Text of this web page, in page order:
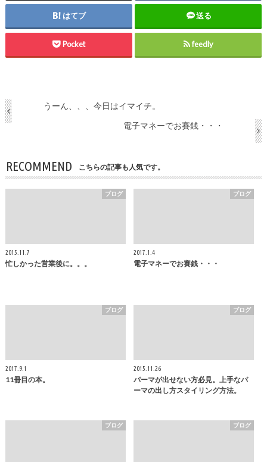
はてブ 送る
Pocket feedly
うーん、、、今日はイマイチ。
電子マネーでお賽銭・・・
RECOMMEND こちらの記事も人気です。
ブログ
2015.11.7
忙しかった営業後に。。。
ブログ
2017.1.4
電子マネーでお賽銭・・・
ブログ
2017.9.1
11冊目の本。
ブログ
2015.11.26
パーマが出せない方必見。上手なパ
ーマの出し方スタイリング方法。
ブログ ブログ